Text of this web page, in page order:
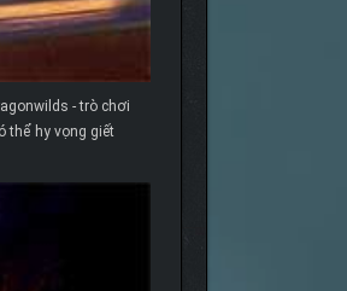
- trò chơi
thể hy vọng giết